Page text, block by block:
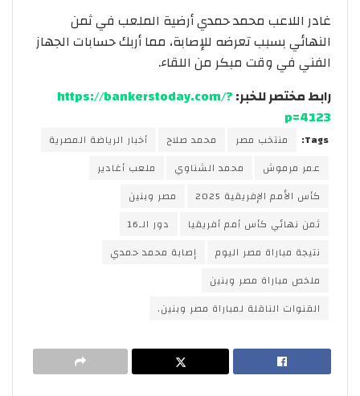
غادر اللاعب محمد حمدي أرضية الملعب في ثمن
النهائي بسبب تعرضه للإصابة، مما أربك حسابات الجهاز
الفني في وقت مبكر من اللقاء.
رابط مختصر للخبر:https://bankerstoday.com/?
p=4123
Tags: منتخب مصر محمد صلاح
أخبار الرياضة المصرية
عمر مرموش
محمد الشناوي
ملعب أغادير
كأس الأمم الإفريقية 2025
مصر وبنين
ثمن نهائي كأس أمم أفريقيا
دور الـ16
نتيجة مباراة مصر اليوم
إصابة محمد حمدي
ملخص مباراة مصر وبنين
القنوات الناقلة لمباراة مصر وبنين.